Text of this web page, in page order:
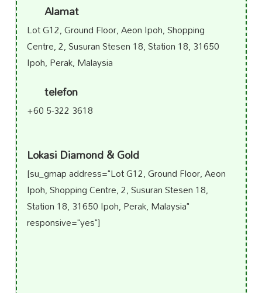
Alamat
Lot G12, Ground Floor, Aeon Ipoh, Shopping
Centre, 2, Susuran Stesen 18, Station 18, 31650
Ipoh, Perak, Malaysia
telefon
+60 5-322 3618
Lokasi Diamond & Gold
[su_gmap address="Lot G12, Ground Floor, Aeon
Ipoh, Shopping Centre, 2, Susuran Stesen 18,
Station 18, 31650 Ipoh, Perak, Malaysia"
responsive="yes"]